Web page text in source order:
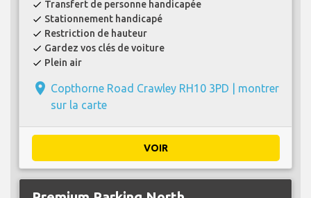
check Transfert de personne handicapée
check Stationnement handicapé
check Restriction de hauteur
check Gardez vos clés de voiture
check Plein air
place Copthorne Road Crawley RH10 3PD | montrer
sur la carte
VOIR